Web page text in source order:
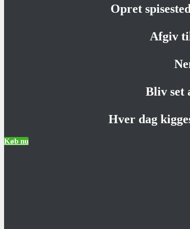
Opret
Afgiv
Bliv set
Hver dag
Køb nu